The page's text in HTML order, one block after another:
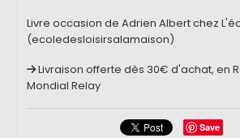
Livre occasion de Adrien Albert chez
(ecoledesloisirsalamaison)
Livraison offerte dès 30€ d'achat, en
Mondial Relay
Save